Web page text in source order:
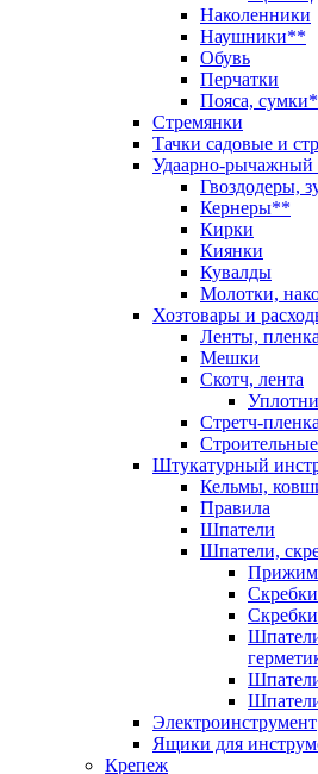
Наколенники
Наушники**
Обувь
Перчатки
Пояса,
Стремянки
Тачки садовые и
Удаарно-рычажный
Гвоздодеры,
Кернеры**
Кирки
Киянки
Кувалды
Молотки,
Хозтовары и
Ленты, пленка
Мешки
Скотч, лента
Стретч-пленка
Штукатурный
Кельмы,
Правила
Шпатели
Шпатели,
Скребки
Электроинструмент
Ящики для
Крепеж